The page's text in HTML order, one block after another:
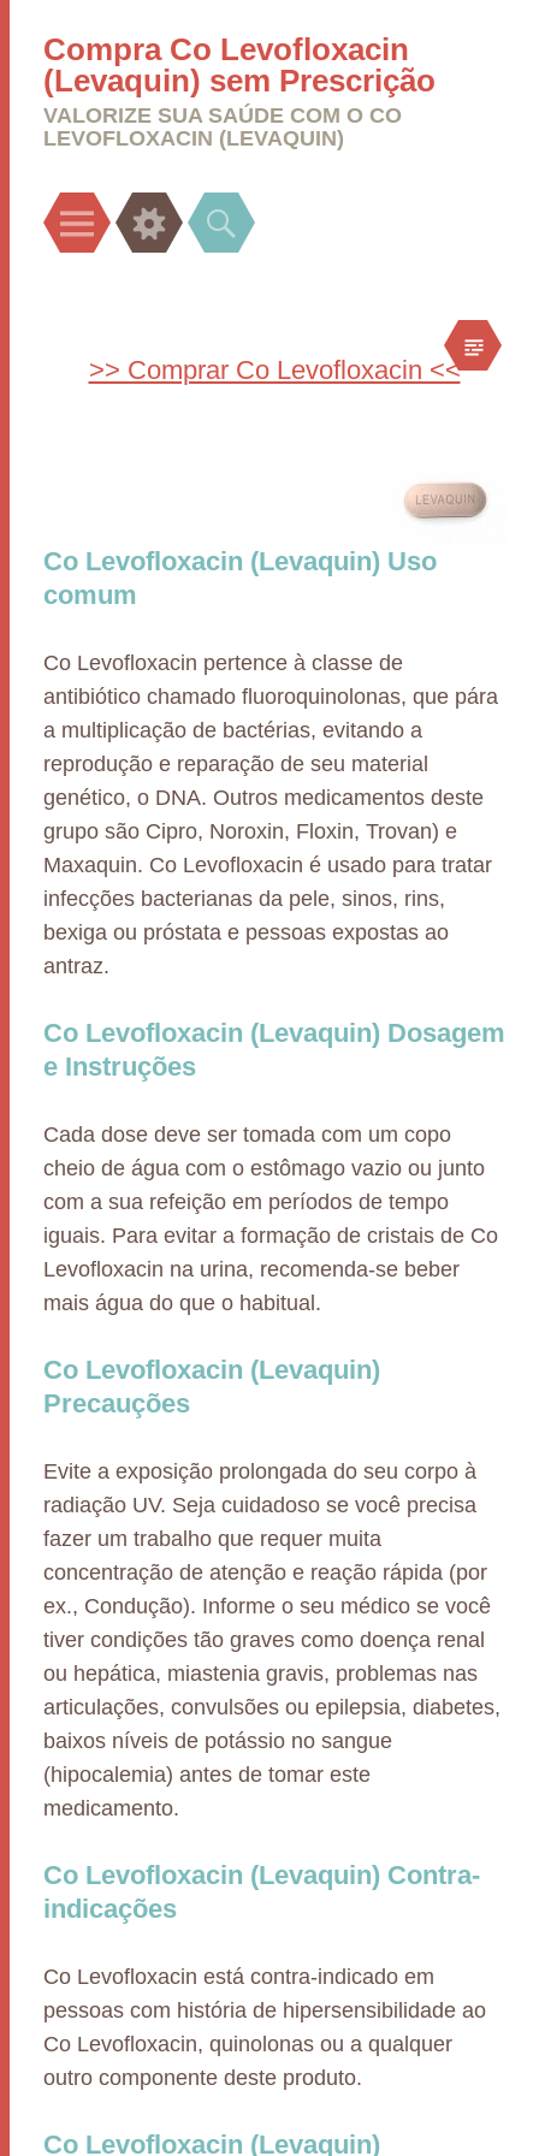
Compra Co Levofloxacin
(Levaquin) sem Prescrição
VALORIZE SUA SAÚDE COM O CO
LEVOFLOXACIN (LEVAQUIN)
Menu Widgets Search
>> Comprar Co Levofloxacin <<
Co Levofloxacin (Levaquin) Uso
comum
Co Levofloxacin pertence à classe de
antibiótico chamado fluoroquinolonas, que pára
a multiplicação de bactérias, evitando a
reprodução e reparação de seu material
genético, o DNA. Outros medicamentos deste
grupo são Cipro, Noroxin, Floxin, Trovan) e
Maxaquin. Co Levofloxacin é usado para tratar
infecções bacterianas da pele, sinos, rins,
bexiga ou próstata e pessoas expostas ao
antraz.
Co Levofloxacin (Levaquin) Dosagem
e Instruções
Cada dose deve ser tomada com um copo
cheio de água com o estômago vazio ou junto
com a sua refeição em períodos de tempo
iguais. Para evitar a formação de cristais de Co
Levofloxacin na urina, recomenda-se beber
mais água do que o habitual.
Co Levofloxacin (Levaquin)
Precauções
Evite a exposição prolongada do seu corpo à
radiação UV. Seja cuidadoso se você precisa
fazer um trabalho que requer muita
concentração de atenção e reação rápida (por
ex., Condução). Informe o seu médico se você
tiver condições tão graves como doença renal
ou hepática, miastenia gravis, problemas nas
articulações, convulsões ou epilepsia, diabetes,
baixos níveis de potássio no sangue
(hipocalemia) antes de tomar este
medicamento.
Co Levofloxacin (Levaquin) Contra-
indicações
Co Levofloxacin está contra-indicado em
pessoas com história de hipersensibilidade ao
Co Levofloxacin, quinolonas ou a qualquer
outro componente deste produto.
Co Levofloxacin (Levaquin)